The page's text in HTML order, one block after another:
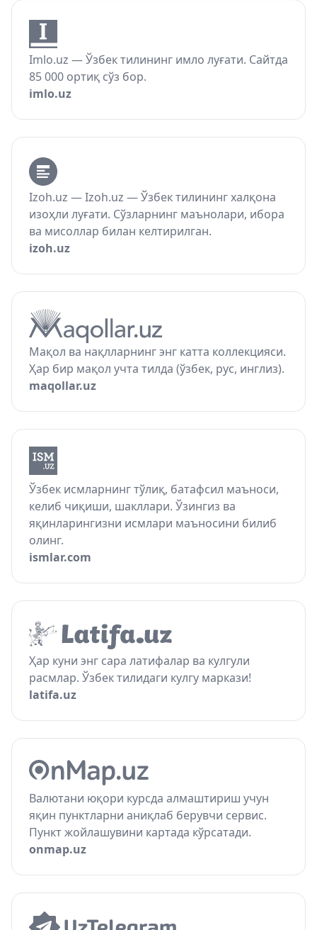
Imlo.uz — Ўзбек тилининг имло луғати. Сайтда
85 000 ортиқ сўз бор.
imlo.uz
Izoh.uz — Izoh.uz — Ўзбек тилининг халқона
изоҳли луғати. Сўзларнинг маънолари, ибора
ва мисоллар билан келтирилган.
izoh.uz
Мақол ва нақлларнинг энг катта коллекцияси.
Ҳар бир мақол учта тилда (ўзбек, рус, инглиз).
maqollar.uz
Ўзбек исмларнинг тўлиқ, батафсил маъноси,
келиб чиқиши, шакллари. Ўзингиз ва
яқинларингизни исмлари маъносини билиб
олинг.
ismlar.com
Ҳар куни энг сара латифалар ва кулгули
расмлар. Ўзбек тилидаги кулгу маркази!
latifa.uz
Валютани юқори курсда алмаштириш учун
яқин пунктларни аниқлаб берувчи сервис.
Пункт жойлашувини картада кўрсатади.
onmap.uz